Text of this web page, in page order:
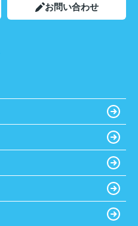
お問い合わせ